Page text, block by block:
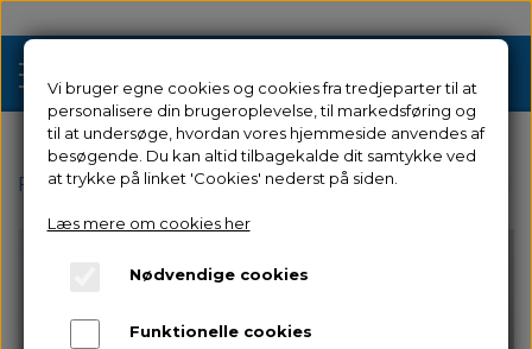
Tilbud
3D Printere
Filament 3D Printere
Industriel 3D Printere
Forside Reservedele til Creator 3 Pro
Vi bruger egne cookies og cookies fra tredjeparter til at
personalisere din brugeroplevelse, til markedsføring og
til at undersøge, hvordan vores hjemmeside anvendes af
besøgende. Du kan altid tilbagekalde dit samtykke ved
at trykke på linket 'Cookies' nederst på siden.
Læs mere om cookies her
Nødvendige cookies
Funktionelle cookies